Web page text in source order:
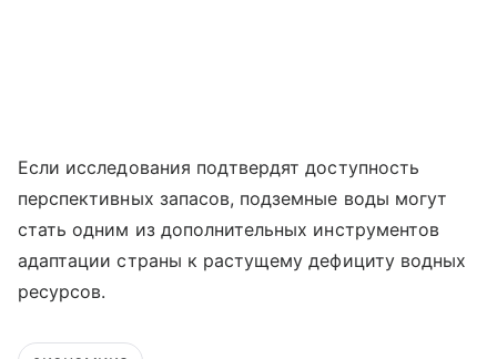
Если исследования подтвердят доступность
перспективных запасов, подземные воды могут
стать одним из дополнительных инструментов
адаптации страны к растущему дефициту водных
ресурсов.